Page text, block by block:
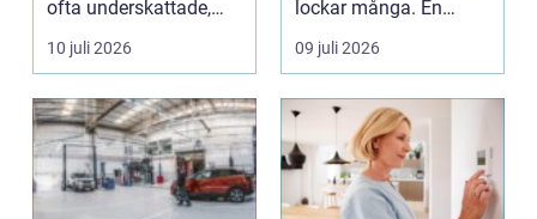
ofta underskattade,
delarna i trafikmiljön.
De...
10 juli 2026
lockar många. En
guldsmed i Göteb...
09 juli 2026